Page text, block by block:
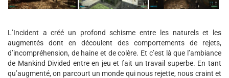
L’Incident a créé un profond schisme entre les naturels et les
augmentés dont en découlent des comportements de rejets,
d’incompréhension, de haine et de colère. Et c’est là que l’ambiance
de Mankind Divided entre en jeu et fait un travail superbe. En tant
qu’augmenté, on parcourt un monde qui nous rejette, nous craint et